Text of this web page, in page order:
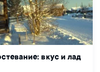
вкус и лад